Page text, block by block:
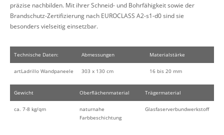
präzise nachbilden. Mit ihrer Schneid- und Bohrfähigkeit sowie der
Brandschutz-Zertifizierung nach EUROCLASS A2-s1-d0 sind sie
besonders vielseitig einsetzbar.
Technische Daten: Abmessungen Materialstärke
artLadrillo Wandpaneele 303 x 130 cm 16 bis 20 mm
Gewicht Oberflächenmaterial Trägermaterial
ca. 7-8 kg/qm
naturnahe
Farbbeschichtung
Glasfaserverbundwerkstoff